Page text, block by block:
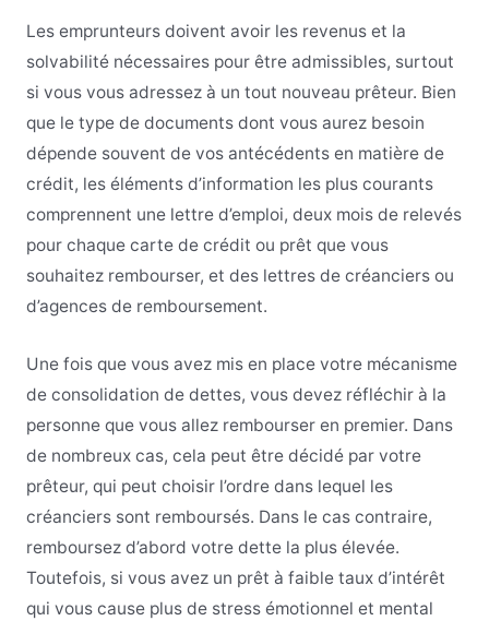
Les emprunteurs doivent avoir les revenus et la
solvabilité nécessaires pour être admissibles, surtout
si vous vous adressez à un tout nouveau prêteur. Bien
que le type de documents dont vous aurez besoin
dépende souvent de vos antécédents en matière de
crédit, les éléments d’information les plus courants
comprennent une lettre d’emploi, deux mois de relevés
pour chaque carte de crédit ou prêt que vous
souhaitez rembourser, et des lettres de créanciers ou
d’agences de remboursement.
Une fois que vous avez mis en place votre mécanisme
de consolidation de dettes, vous devez réfléchir à la
personne que vous allez rembourser en premier. Dans
de nombreux cas, cela peut être décidé par votre
prêteur, qui peut choisir l’ordre dans lequel les
créanciers sont remboursés. Dans le cas contraire,
remboursez d’abord votre dette la plus élevée.
Toutefois, si vous avez un prêt à faible taux d’intérêt
qui vous cause plus de stress émotionnel et mental